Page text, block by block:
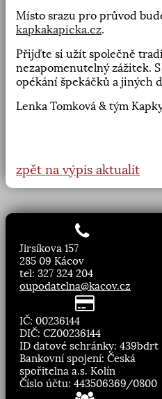
Místo srazu pro průvod
kapkakapicka.cz.
Přijďte si užít společně
nezapomenutelný zážitek.
opékání špekáčků a jiných
Lenka Tomková & tým
zpět na výpis aktualit
Jirsíkova 157
285 09 Kácov
tel: 327 324 204
oupodatelna@kacov.cz
IČ: 00236144
DIČ: CZ00236144
ID datové schránky: 439bdrt
Bankovní spojení: Česká
spořitelna a.s. Kolín
Číslo účtu: 443506369/0800